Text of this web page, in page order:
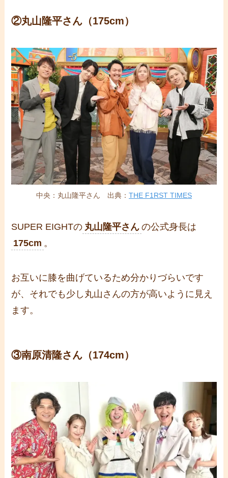
②丸山隆平さん（175cm）
中央：丸山隆平さん 出典： THE F1RST TIMES
SUPER EIGHTの 丸山隆平さん の公式身長は
175cm 。
お互いに膝を曲げているため分かりづらいです
が、それでも少し丸山さんの方が高いように見え
ます。
③南原清隆さん（174cm）